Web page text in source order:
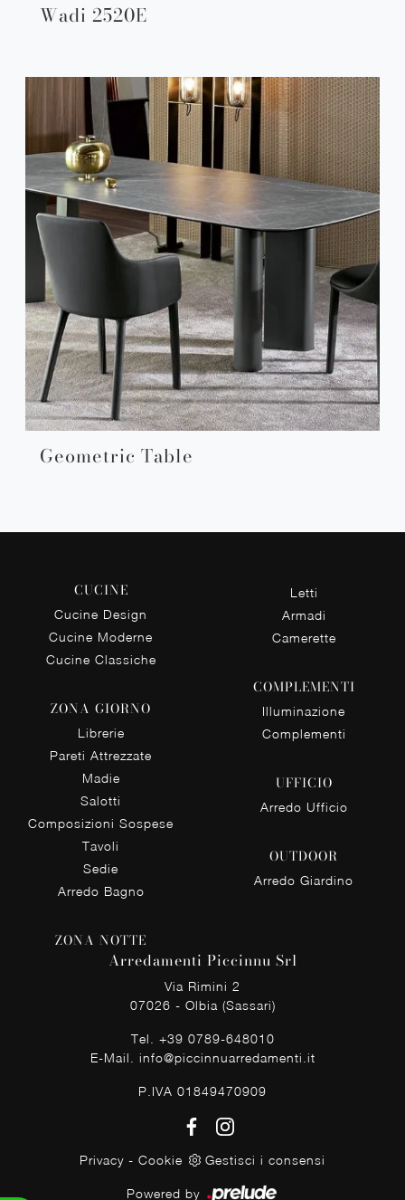
Wadi 2520E
Geometric Table
CUCINE
Cucine Design
Cucine Moderne
Cucine Classiche
ZONA GIORNO
Librerie
Pareti Attrezzate
Madie
Salotti
Composizioni Sospese
Tavoli
Sedie
Arredo Bagno
ZONA NOTTE
Letti
Armadi
Camerette
COMPLEMENTI
Illuminazione
Complementi
UFFICIO
Arredo Ufficio
OUTDOOR
Arredo Giardino
Arredamenti Piccinnu Srl
Via Rimini 2
07026 - Olbia (Sassari)
Tel. +39 0789-648010
E-Mail. info@piccinnuarredamenti.it
P.IVA 01849470909
Privacy - Cookie Gestisci i consensi
Powered by